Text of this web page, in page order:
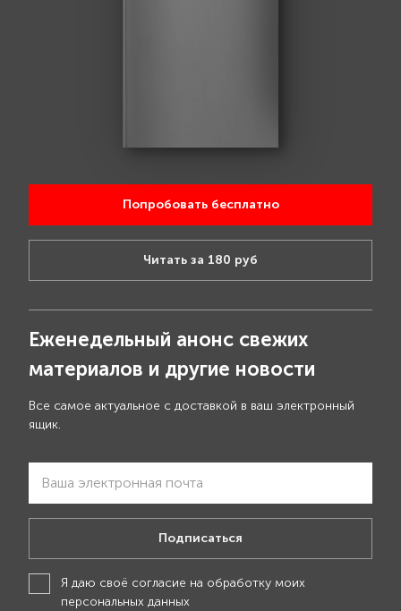
Попробовать бесплатно
Читать за 180 руб
Еженедельный анонс свежих
материалов и другие новости
Все самое актуальное с доставкой в ваш электронный
ящик.
Подписаться
Я даю своё согласие на обработку моих
персональных данных